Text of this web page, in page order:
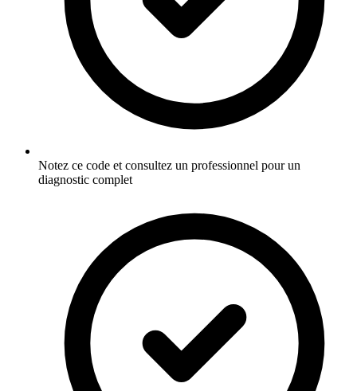
Notez ce code et consultez un professionnel pour un
diagnostic complet